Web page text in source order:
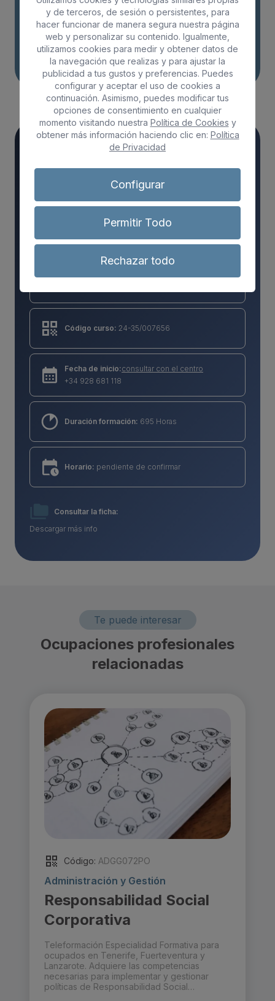
Acepto lascondiciones generales yla política de
privacidad
Realizar preinscripción
Te puede interesar
Código:ADGD0208
Código curso: 24-35/007656
Fecha de inicio:consultar con el centro
+34 928 681 118
Duración formación: 695 Horas
Horario: pendiente de confirmar
Consultar la ficha:
Descargar más info
Te puede interesar
Ocupaciones profesionales
relacionadas
Código: ADGG072PO
Administración y Gestión
Responsabilidad Social
Corporativa
Teleformación Especialidad Formativa para
ocupados en Tenerife, Fuerteventura y
Lanzarote. Adquiere las competencias
necesarias para implementar y gestionar
políticas de Responsabilidad Social
y de terceros, de sesión o persistentes, para
hacer funcionar de manera segura nuestra página
web y personalizar su contenido. Igualmente,
utilizamos cookies para medir y obtener datos de
la navegación que realizas y para ajustar la
publicidad a tus gustos y preferencias. Puedes
configurar y aceptar el uso de cookies a
continuación. Asimismo, puedes modificar tus
opciones de consentimiento en cualquier
momento visitando nuestra Política de Cookies y
obtener más información haciendo clic en: Política
de Privacidad
Configurar
Permitir Todo
Rechazar todo